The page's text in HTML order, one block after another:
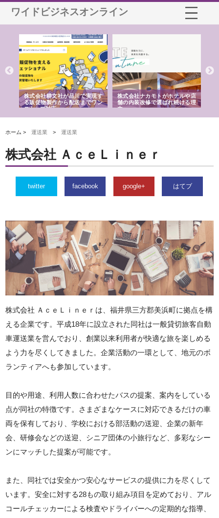
ワイドビジネスオンライン
株式会社耕文社が品川で実現す
る販促物製作から配送までワン
ストップ対応
株式会社ナカモトがホテルや店
舗の内装改修で選ばれ続ける理
由
ホーム >運送業 >運送業
株式会社 ＡｃｅＬｉｎｅｒ
twitter facebook google+ はてブ
株式会社 ＡｃｅＬｉｎｅｒは、福井県三方郡美浜町に拠点を構
える企業です。平成18年に設立された同社は一般貸切旅客自動
車運送業を営んでおり、創業以来利用者が快適な旅を楽しめる
よう力を尽くしてきました。企業活動の一環として、地元のボ
ランティアへも参加しています。
目的や用途、利用人数に合わせたバスの提案、案内をしている
点が同社の特徴です。さまざまなケースに対応できるだけの車
両を保有しており、学校における部活動の送迎、企業の新年
会、研修会などの送迎、シニア団体の小旅行など、多彩なシー
ンにマッチした提案が可能です。
また、同社では安全かつ安心なサービスの提供に力を尽くして
います。安全に対する28もの取り組み項目を定めており、アル
コールチェッカーによる検査やドライバーへの定期的な指導、